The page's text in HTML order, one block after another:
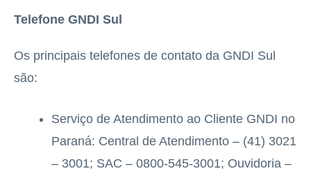
Telefone GNDI Sul
Os principais telefones de contato da GNDI Sul
são:
Serviço de Atendimento ao Cliente GNDI no
Paraná: Central de Atendimento – (41) 3021
– 3001; SAC – 0800-545-3001; Ouvidoria –